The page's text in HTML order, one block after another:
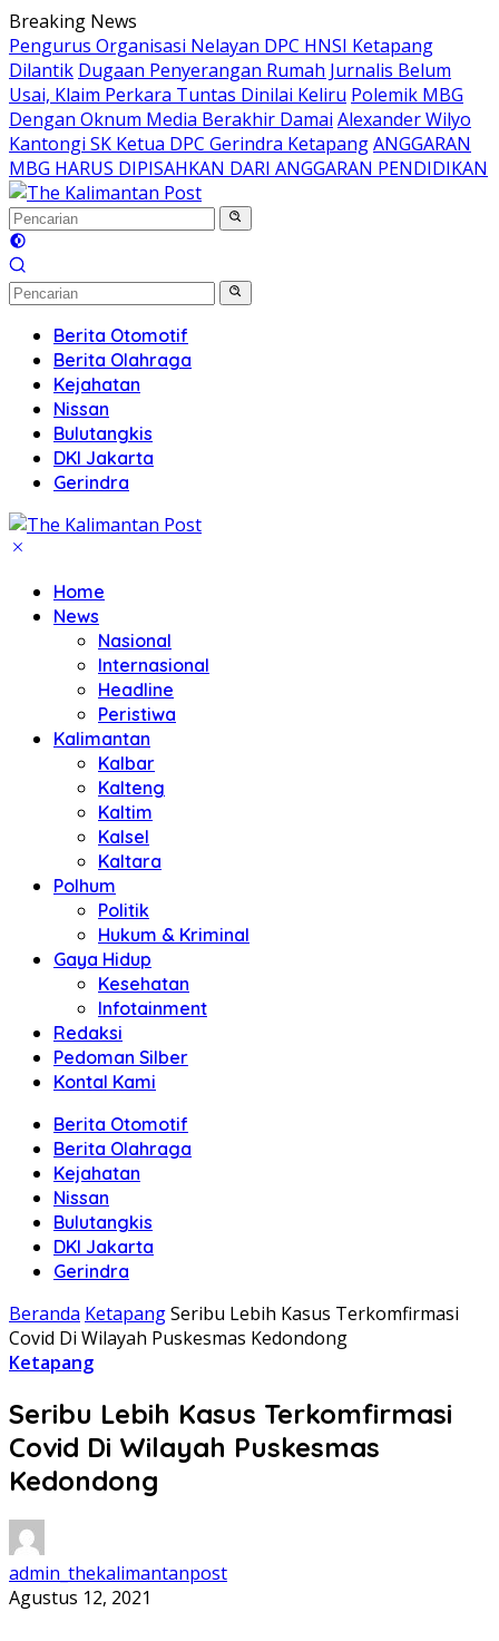
Langsung
ke
konten
Breaking News
Pengurus Organisasi Nelayan DPC HNSI Ketapang
Dilantik Dugaan Penyerangan Rumah Jurnalis Belum
Usai, Klaim Perkara Tuntas Dinilai Keliru Polemik MBG
Dengan Oknum Media Berakhir Damai Alexander Wilyo
Kantongi SK Ketua DPC Gerindra KetapangANGGARAN
MBG HARUS DIPISAHKAN DARI ANGGARAN PENDIDIKAN
Berita Otomotif
Berita Olahraga
Kejahatan
Nissan
Bulutangkis
DKI Jakarta
Gerindra
Home
News
Nasional
Internasional
Headline
Peristiwa
Kalimantan
Kalbar
Kalteng
Kaltim
Kalsel
Kaltara
Polhum
Politik
Hukum & Kriminal
Gaya Hidup
Kesehatan
Infotainment
Redaksi
Pedoman Silber
Kontal Kami
Berita Otomotif
Berita Olahraga
Kejahatan
Nissan
Bulutangkis
DKI Jakarta
Gerindra
Beranda KetapangSeribu Lebih Kasus Terkomfirmasi
Covid Di Wilayah Puskesmas Kedondong
Ketapang
Seribu Lebih Kasus Terkomfirmasi
Covid Di Wilayah Puskesmas
Kedondong
admin_thekalimantanpost
Agustus 12, 2021